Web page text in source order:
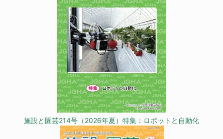
施設と園芸214号（2026年夏）特集：ロボットと自動化